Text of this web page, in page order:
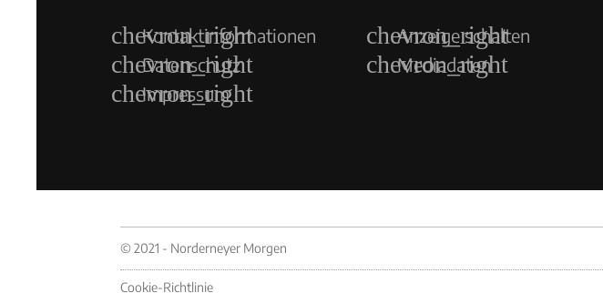
Kontaktinformationen
Datenschutz
Impressum
Anzeige schalten
Mediadaten
© 2021 - Norderneyer Morgen
Cookie-Richtlinie